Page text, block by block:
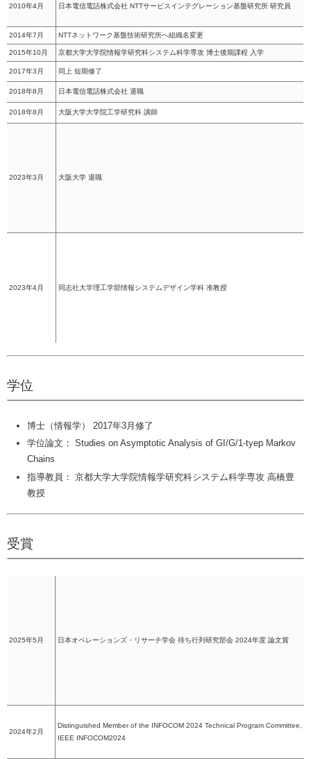
2010年4月 日本電信電話株式会社 NTTサービスインテグレーション基盤研究所 研究員
2014年7月 NTTネットワーク基盤技術研究所へ組織名変更
2015年10月 京都大学大学院情報学研究科システム科学専攻 博士後期課程 入学
2017年3月 同上 短期修了
2018年8月 日本電信電話株式会社 退職
2018年8月 大阪大学大学院工学研究科 講師
2023年3月 大阪大学 退職
2023年4月 同志社大学理工学部情報システムデザイン学科 准教授
学位
博士（情報学） 2017年3月修了
学位論文： Studies on Asymptotic Analysis of GI/G/1-tyep Markov
Chains
指導教員： 京都大学大学院情報学研究科システム科学専攻 高橋豊
教授
受賞
2025年5月 日本オペレーションズ・リサーチ学会 待ち行列研究部会 2024年度 論文賞
2024年2月
Distinguished Member of the INFOCOM 2024 Technical Program Committee,
IEEE INFOCOM2024